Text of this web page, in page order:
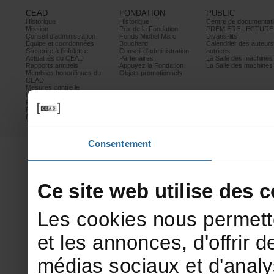
Consentement
CEAD
Historique
Mission
Conseild’administration
Équipeetcoordonnées
S’inscrireàl’infolettre
ActualitésduCEAD
Rapportsannuels
Membreshonorifiquesdu
CEAD
Mesurescontrele
harcèlement
Politiquedeconfidentialité
Prixetconcours
Partenaires
FONDATION
Historique
PrixdelaFondation
FondsMichelMarc
Bouchard
Conseild’administration
Partenaires
AppuyezlaFondation
Objetspromotionnels
PUBLIC
PREMIÈRELECTURE
Divans-lits
autrices